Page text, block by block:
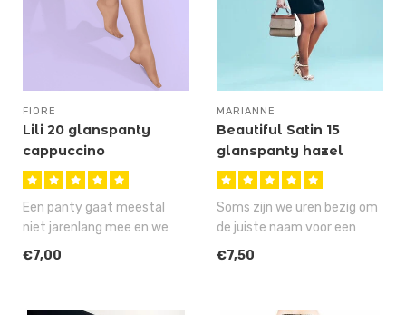
FIORE
Lili 20 glanspanty
cappuccino
Een panty gaat meestal
niet jarenlang mee en we
gaan je ook niet beloven, dat
€7,00
MARIANNE
Beautiful Satin 15
glanspanty hazel
Saskia
Soms zijn we uren bezig om
de juiste naam voor een
artikel te verzinnen, maar
€7,50